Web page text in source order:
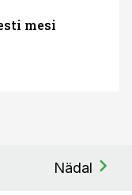
mesi
Nädal